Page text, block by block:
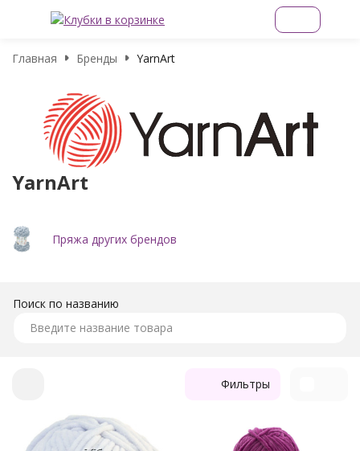
Главная Бренды YarnArt
YarnArt
Пряжа других брендов
Поиск по названию
Фильтры